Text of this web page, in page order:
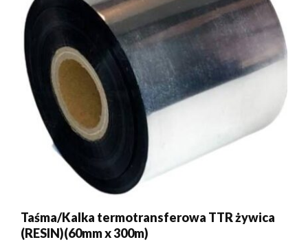
Taśma/Kalka termotransferowa TTR żywica
(RESIN)(60mm x 300m)